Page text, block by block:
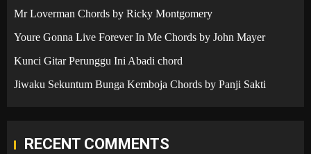
Mr Loverman Chords by Ricky Montgomery
Youre Gonna Live Forever In Me Chords by John Mayer
Kunci Gitar Perunggu Ini Abadi chord
Jiwaku Sekuntum Bunga Kemboja Chords by Panji Sakti
RECENT COMMENTS